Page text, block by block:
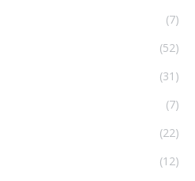
(7)
(52)
(31)
(7)
(22)
(12)